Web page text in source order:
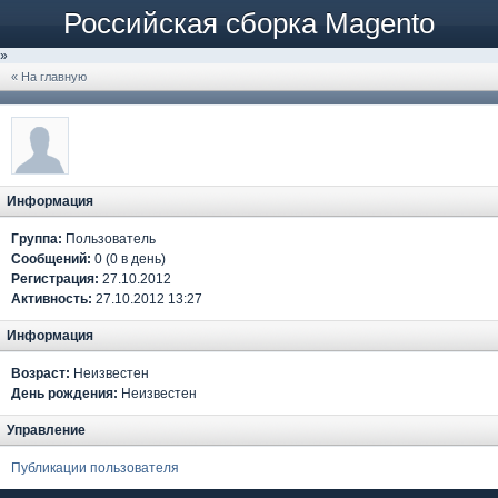
Российская сборка Magento
»
« На главную
Информация
Группа: Пользователь
Сообщений: 0 (0 в день)
Регистрация: 27.10.2012
Активность: 27.10.2012 13:27
Информация
Возраст: Неизвестен
День рождения: Неизвестен
Управление
Публикации пользователя